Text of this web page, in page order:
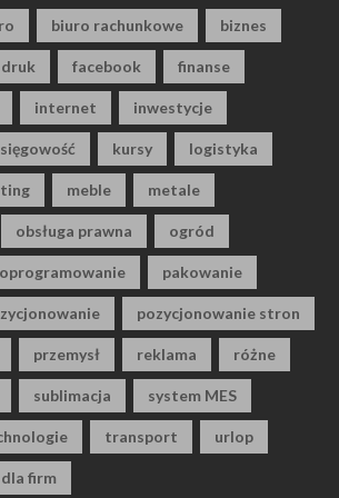
biuro rachunkowe biznes
druk facebook finanse
internet inwestycje
kursy logistyka
meble metale
obsługa prawna ogród
oprogramowanie pakowanie
pozycjonowanie stron
przemysł reklama różne
sublimacja system MES
transport urlop
dla firm